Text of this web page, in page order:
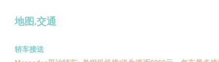
地图,交通
轿车接送